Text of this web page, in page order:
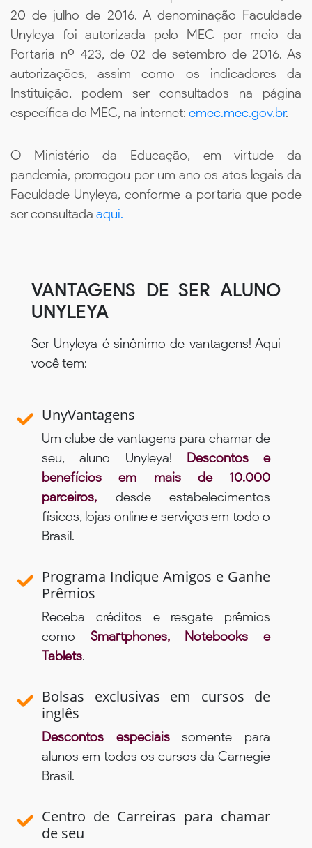
20 de julho de 2016. A denominação Faculdade
Unyleya foi autorizada pelo MEC por meio da
Portaria nº 423, de 02 de setembro de 2016. As
autorizações, assim como os indicadores da
Instituição, podem ser consultados na página
específica do MEC, na internet: emec.mec.gov.br.
O Ministério da Educação, em virtude da
pandemia, prorrogou por um ano os atos legais da
Faculdade Unyleya, conforme a portaria que pode
ser consultada aqui.
VANTAGENS DE SER ALUNO
UNYLEYA
Ser Unyleya é sinônimo de vantagens! Aqui
você tem:
UnyVantagens
Um clube de vantagens para chamar de
seu, aluno Unyleya! Descontos e
benefícios em mais de 10.000
parceiros, desde estabelecimentos
físicos, lojas online e serviços em todo o
Brasil.
Programa Indique Amigos e Ganhe
Prêmios
Receba créditos e resgate prêmios
como Smartphones, Notebooks e
Tablets.
Bolsas exclusivas em cursos de
inglês
Descontos especiaissomente para
alunos em todos os cursos da Carnegie
Brasil.
Centro de Carreiras para chamar
de seu